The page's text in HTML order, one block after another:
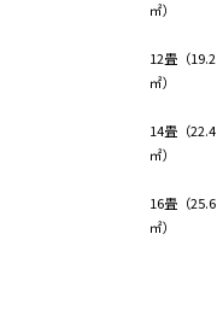
㎡）
12畳（19.2
㎡）
14畳（22.4
㎡）
16畳（25.6
㎡）